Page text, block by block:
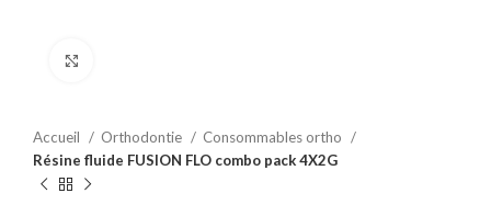
Accueil Orthodontie
Consommables ortho
Résine fluide FUSION FLO combo pack 4X2G